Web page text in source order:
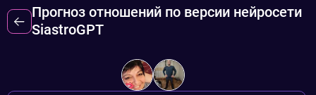
Прогноз отношений по версии нейросети
SiastroGPT